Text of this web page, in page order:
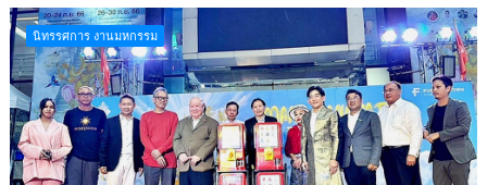
นิทรรศการ งานมหกรรม